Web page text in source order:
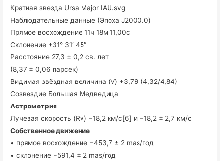
Кратная звезда Ursa Major IAU.svg
Наблюдательные данные (Эпоха J2000.0)
Прямое восхождение 11ч 18м 11,00с
Склонение +31° 31′ 45″
Расстояние 27,3 ± 0,2 св. лет
(8,37 ± 0,06 парсек)
Видимая звёздная величина (V) +3,79 (4,32/4,84)
Созвездие Большая Медведица
Астрометрия
Лучевая скорость (Rv) −18,2 км/с[6] и −18,2 ± 2,7 км/с
Собственное движение
• прямое восхождение −453,7 ± 2 mas/год
• склонение −591,4 ± 2 mas/год